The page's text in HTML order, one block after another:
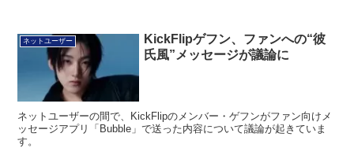
ネットユーザー
KickFlipゲフン、ファンへの“彼
氏風”メッセージが議論に
ネットユーザーの間で、KickFlipのメンバー・ゲフンがファン向けメ
ッセージアプリ「Bubble」で送った内容について議論が起きていま
す。